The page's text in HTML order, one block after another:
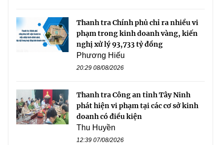
Thanh tra Chính phủ chỉ ra nhiều vi
phạm trong kinh doanh vàng, kiến
nghị xử lý 93,733 tỷ đồng
Phương Hiếu
20:29 08/08/2026
Thanh tra Công an tỉnh Tây Ninh
phát hiện vi phạm tại các cơ sở kinh
doanh có điều kiện
Thu Huyền
12:39 07/08/2026